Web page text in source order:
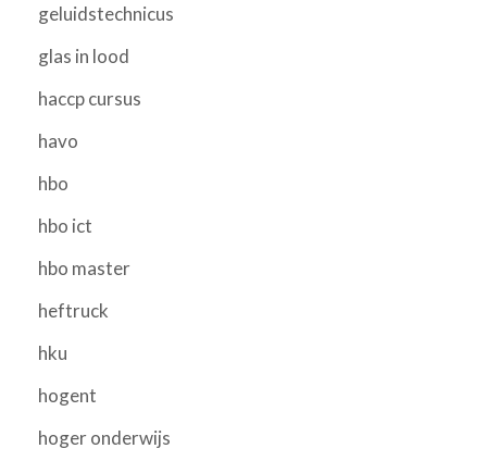
geluidstechnicus
glas in lood
haccp cursus
havo
hbo
hbo ict
hbo master
heftruck
hku
hogent
hoger onderwijs